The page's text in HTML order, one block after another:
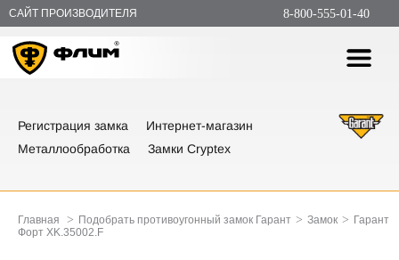
САЙТ ПРОИЗВОДИТЕЛЯ 8-800-555-01-40
Регистрация замка
Интернет-магазин
Металлообработка
Замки Cryptex
Главная > Подобрать противоугонный замок Гарант > Замок > Гарант
Форт XK.35002.F